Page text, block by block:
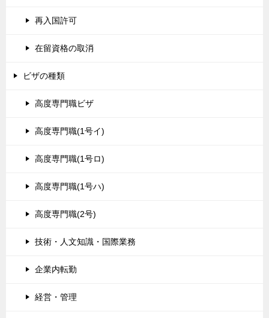
再入国許可
在留資格の取消
ビザの種類
高度専門職ビザ
高度専門職(1号イ)
高度専門職(1号ロ)
高度専門職(1号ハ)
高度専門職(2号)
技術・人文知識・国際業務
企業内転勤
経営・管理